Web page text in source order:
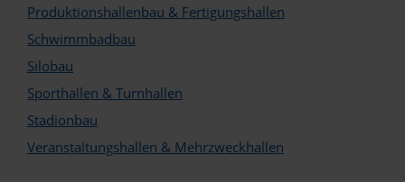
Oberstdorf
Offenbach am Main
Oldenburg
Oranienburg
Produktionshallenbau & Fertigungshallen
Schwimmbadbau
Silobau
Sporthallen & Turnhallen
Stadionbau
Veranstaltungshallen & Mehrzweckhallen